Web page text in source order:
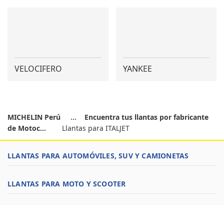
VELOCIFERO YANKEE
MICHELIN Perú
Encuentra tus llantas por fabricante
de Motoc...
Llantas para ITALJET
LLANTAS PARA AUTOMÓVILES, SUV Y CAMIONETAS
LLANTAS PARA MOTO Y SCOOTER